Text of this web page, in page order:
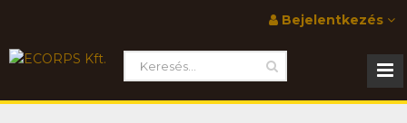
Bejelentkezés